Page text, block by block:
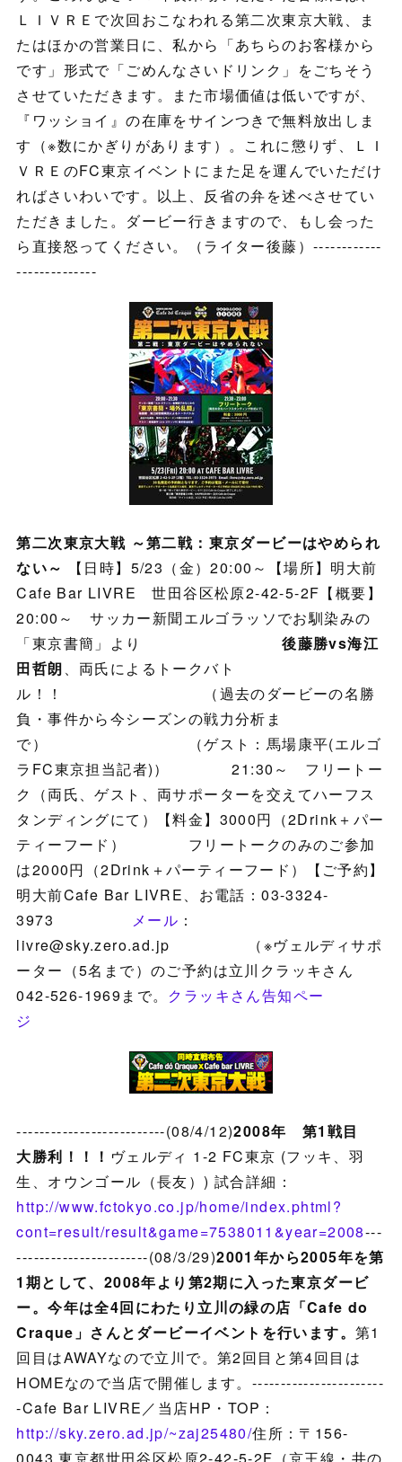
ＬＩＶＲＥで次回おこなわれる第二次東京大戦、ま
たはほかの営業日に、私から「あちらのお客様から
です」形式で「ごめんなさいドリンク」をごちそう
させていただきます。また市場価値は低いですが、
『ワッショイ』の在庫をサインつきで無料放出しま
す（※数にかぎりがあります）。これに懲りず、ＬＩ
ＶＲＥのFC東京イベントにまた足を運んでいただけ
ればさいわいです。以上、反省の弁を述べさせてい
ただきました。ダービー行きますので、もし会った
ら直接怒ってください。（ライター後藤）------------
--------------
第二次東京大戦 ～第二戦：東京ダービーはやめられ
ない～
【日時】5/23（金）20:00～【場所】明大前
Cafe Bar LIVRE 世田谷区松原2-42-5-2F【概要】
20:00～ サッカー新聞エルゴラッソでお馴染みの
「東京書簡」より後藤勝vs海江
田哲朗、両氏によるトークバト
ル！！ （過去のダービーの名勝
負・事件から今シーズンの戦力分析ま
で） （ゲスト：馬場康平(エルゴ
ラFC東京担当記者)） 21:30～ フリートー
ク（両氏、ゲスト、両サポーターを交えてハーフス
タンディングにて）【料金】3000円（2Drink＋パー
ティーフード） フリートークのみのご参加
は2000円（2Drink＋パーティーフード）【ご予約】
明大前Cafe Bar LIVRE、お電話：03-3324-
3973 メール ：
livre@sky.zero.ad.jp （※ヴェルディサポ
ーター（5名まで）のご予約は立川クラッキさん
042-526-1969まで。 クラッキさん告知ペー
ジ
--------------------------(08/4/12)2008年 第1戦目
大勝利！！！ ヴェルディ 1-2 FC東京 (フッキ、羽
生、オウンゴール（長友）) 試合詳細：
http://www.fctokyo.co.jp/home/index.phtml?
cont=result/result&game=7538011&year=2008---
-----------------------(08/3/29)2001年から2005年を第
1期として、2008年より第2期に入った東京ダービ
ー。今年は全4回にわたり立川の緑の店「Cafe do
Craque」さんとダービーイベントを行います。 第1
回目はAWAYなので立川で。第2回目と第4回目は
HOMEなので当店で開催します。-----------------------
-Cafe Bar LIVRE／当店HP・TOP：
http://sky.zero.ad.jp/~zaj25480/住所：〒156-